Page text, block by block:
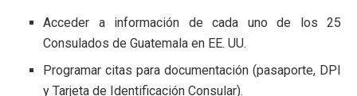
Acceder a información de cada uno de los 25
Consulados de Guatemala en EE. UU.
Programar citas para documentación (pasaporte, DPI
y Tarjeta de Identificación Consular).